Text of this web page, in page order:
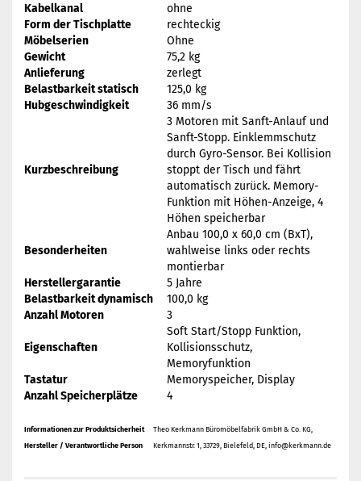
Kabelkanal
ohne
Form der Tischplatte
rechteckig
Möbelserien
Ohne
Gewicht
75,2 kg
Anlieferung
zerlegt
Belastbarkeit statisch
125,0 kg
Hubgeschwindigkeit
36 mm/s
Kurzbeschreibung
3 Motoren mit Sanft-Anlauf und
Sanft-Stopp. Einklemmschutz
durch Gyro-Sensor. Bei Kollision
stoppt der Tisch und fährt
automatisch zurück. Memory-
Funktion mit Höhen-Anzeige, 4
Höhen speicherbar
Besonderheiten
Anbau 100,0 x 60,0 cm (BxT),
wahlweise links oder rechts
montierbar
Herstellergarantie
5 Jahre
Belastbarkeit dynamisch
100,0 kg
Anzahl Motoren
3
Eigenschaften
Soft Start/Stopp Funktion,
Kollisionsschutz,
Memoryfunktion
Tastatur
Memoryspeicher, Display
Anzahl Speicherplätze
4
Informationen zur Produktsicherheit
Hersteller / Verantwortliche Person
Theo Kerkmann Büromöbelfabrik GmbH & Co. KG,
Kerkmannstr. 1, 33729, Bielefeld, DE, info@kerkmann.de